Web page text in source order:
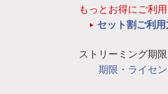
もっとお得にご利
セット割ご利
ストリーミング期
期限・ライセ